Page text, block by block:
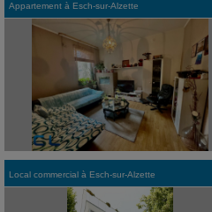
Appartement à Esch-sur-Alzette
Local commercial à Esch-sur-Alzette